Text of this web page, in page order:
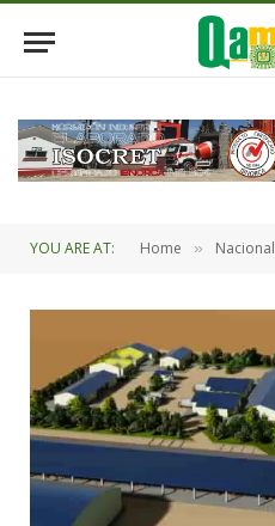
YOU ARE AT: Home » Nacional